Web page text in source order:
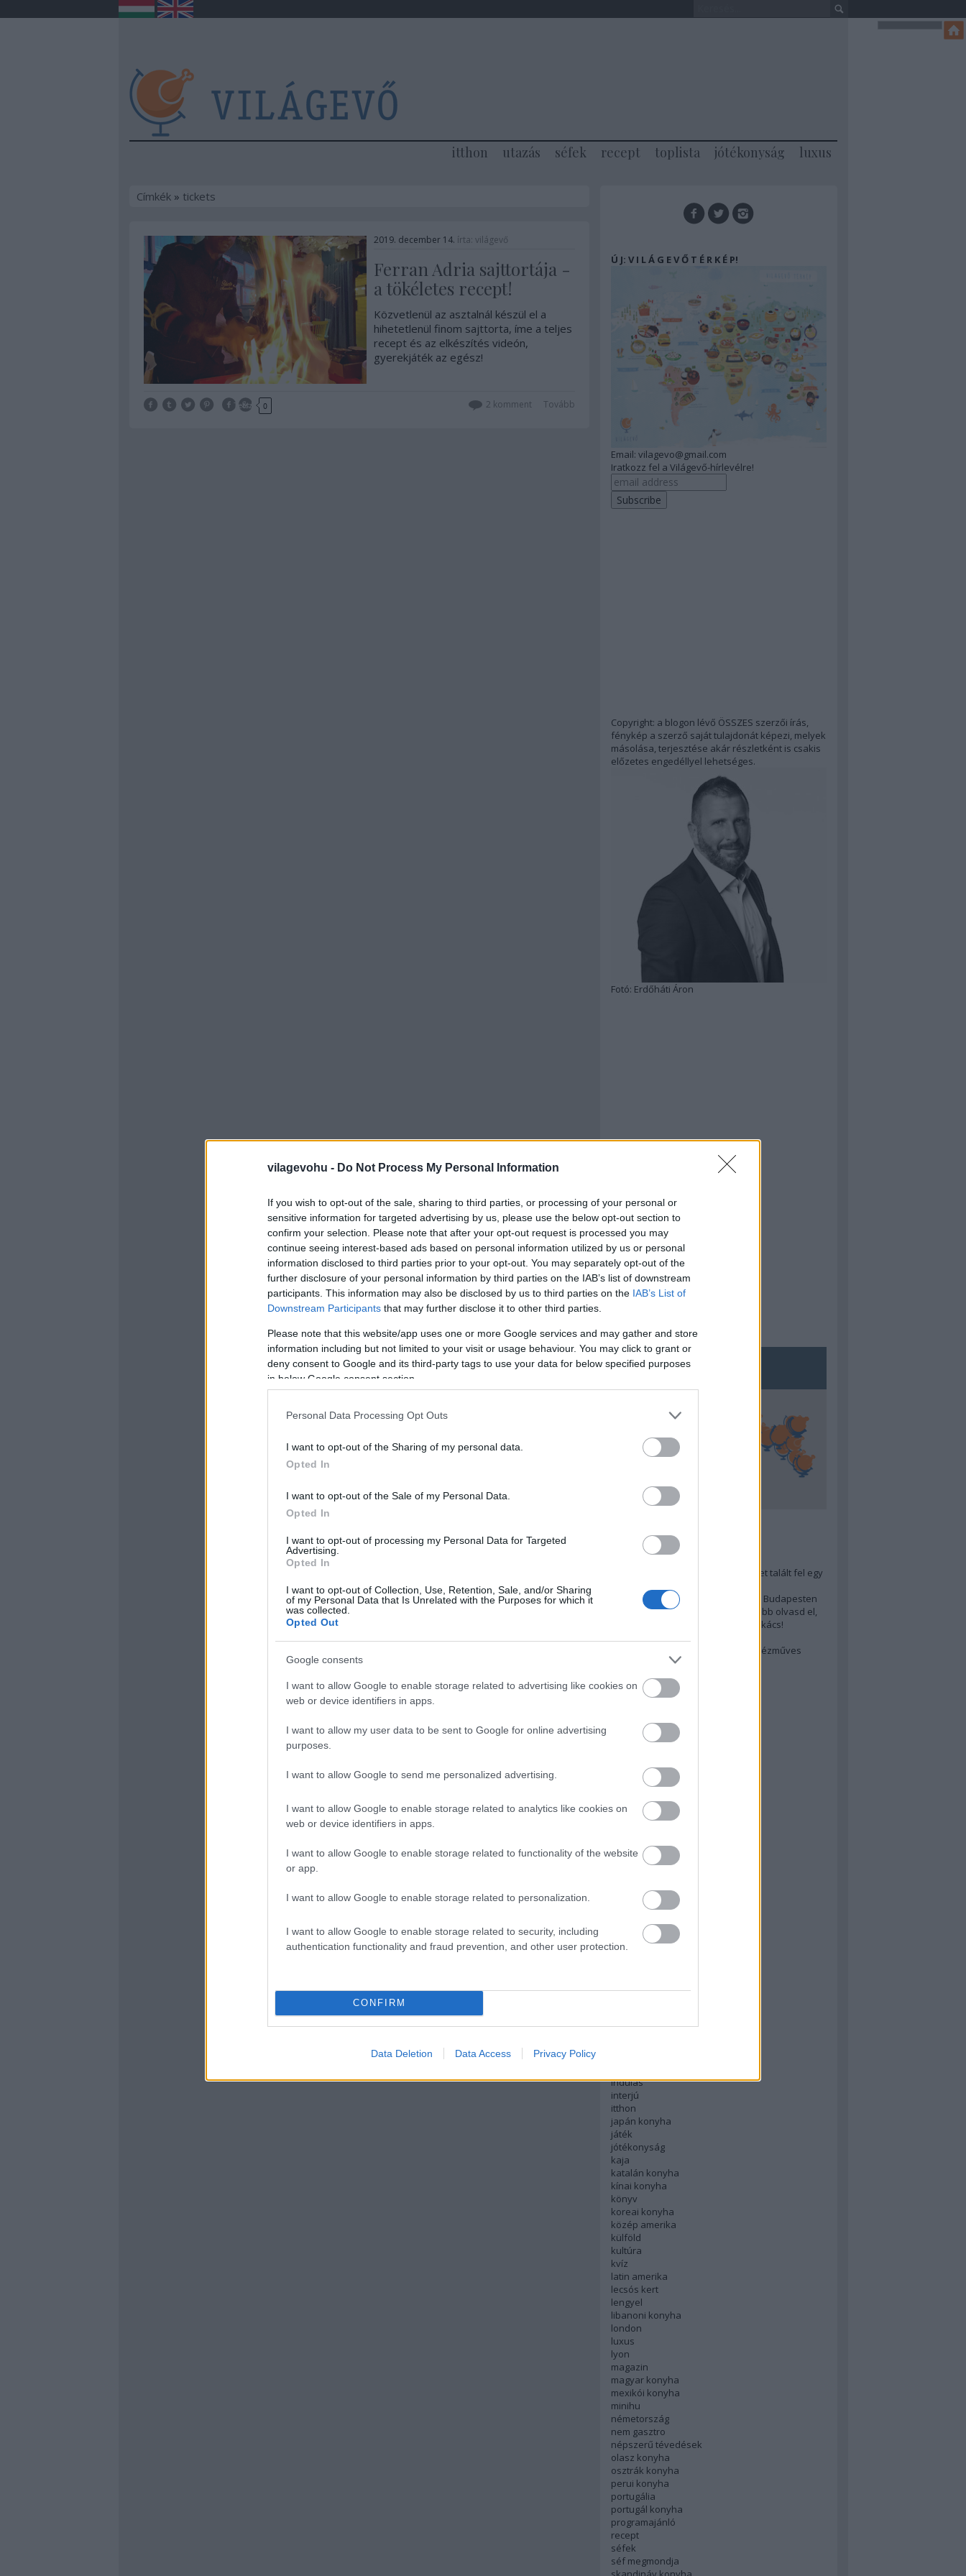
vilagevohu - Do Not Process My Personal Information
If you wish to opt-out of the sale, sharing to third parties, or processing of your personal or
sensitive information for targeted advertising by us, please use the below opt-out section to
confirm your selection. Please note that after your opt-out request is processed you may
continue seeing interest-based ads based on personal information utilized by us or personal
information disclosed to third parties prior to your opt-out. You may separately opt-out of the
further disclosure of your personal information by third parties on the IAB’s list of downstream
participants. This information may also be disclosed by us to third parties on the IAB’s List of
Downstream Participants that may further disclose it to other third parties.
Please note that this website/app uses one or more Google services and may gather and store
information including but not limited to your visit or usage behaviour. You may click to grant or
deny consent to Google and its third-party tags to use your data for below specified purposes
in below Google consent section.
Personal Data Processing Opt Outs
I want to opt-out of the Sharing of my personal data.
Opted In
I want to opt-out of the Sale of my Personal Data.
Opted In
I want to opt-out of processing my Personal Data for Targeted
Advertising.
Opted In
I want to opt-out of Collection, Use, Retention, Sale, and/or Sharing
of my Personal Data that Is Unrelated with the Purposes for which it
was collected.
Opted Out
Google consents
I want to allow Google to enable storage related to advertising like cookies on
web or device identifiers in apps.
I want to allow my user data to be sent to Google for online advertising
purposes.
I want to allow Google to send me personalized advertising.
I want to allow Google to enable storage related to analytics like cookies on
web or device identifiers in apps.
I want to allow Google to enable storage related to functionality of the website
or app.
I want to allow Google to enable storage related to personalization.
I want to allow Google to enable storage related to security, including
authentication functionality and fraud prevention, and other user protection.
CONFIRM
Data Deletion Data Access Privacy Policy
itthon utazás séfek recept toplista jótékonyság luxus
Címkék» tickets
2019. december 14. írta: világevő
Ferran Adria sajttortája -
a tökéletes recept!
Közvetlenül az asztalnál készül el a
hihetetlenül finom sajttorta, íme a teljes
recept és az elkészítés videón,
gyerekjáték az egész!
Tetszik 0 Tovább
2 komment
Ú J: V I L Á G E V Ő T É R K É P!
Email: vilagevo@gmail.com
Iratkozz fel a Világevő-hírlevélre!
Copyright: a blogon lévő ÖSSZES szerzői írás,
fénykép a szerző saját tulajdonát képezi, melyek
másolása, terjesztése akár részletként is csakis
előzetes engedéllyel lehetséges.
Fotó: Erdőháti Áron
TOP5
Annyira menő Budapest-térképet talált fel egy
A 10 legjobb (elérhető árú) ebéd Budapesten
Szakács akarsz lenni? Akkor előbb olvasd el,
mit gondol erről egy magyar szakács!
Budapest rejtett kincsei: orosz kézműves
afrikai konyha
ázsiai konyha
baszk konyha
belgium
bocusedor
bocuse dor
dél amerika
english
északi konyha
francia konyha
holland konyha
indulás
interjú
itthon
japán konyha
játék
jótékonyság
kaja
katalán konyha
kínai konyha
könyv
koreai konyha
közép amerika
külföld
kultúra
kvíz
latin amerika
lecsós kert
lengyel
libanoni konyha
london
luxus
lyon
magazin
magyar konyha
mexikói konyha
minihu
németország
nem gasztro
népszerű tévedések
olasz konyha
osztrák konyha
perui konyha
portugália
portugál konyha
programajánló
recept
séfek
séf megmondja